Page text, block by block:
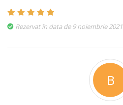
Rezervat în data de 9 noiembrie 2021
B